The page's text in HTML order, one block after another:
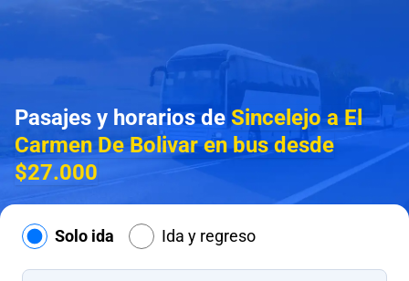
Pasajes y horarios de Sincelejo a El
Carmen De Bolivar en bus desde
$27.000
Solo ida Ida y regreso